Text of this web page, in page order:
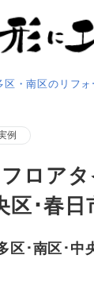
区・南区のリフ
例
ロア
区･春日
区･南区･中